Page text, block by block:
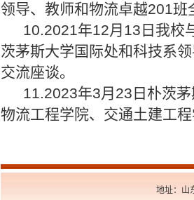
领导、教师和物流卓越201
10.2021年12月13日我校
茨茅斯大学国际处和科技系
交流座谈。
11.2023年3月23日朴茨
物流工程学院、交通土建工
地址：山